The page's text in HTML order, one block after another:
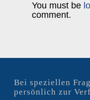
You must be
comment.
Bei speziellen
persönlich zur